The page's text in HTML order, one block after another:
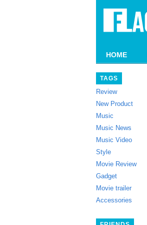
HOME
TAGS
Review
New Product
Music
Music News
Music Video
Style
Movie Review
Gadget
Movie trailer
Accessories